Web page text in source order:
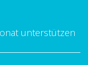
unterstützen